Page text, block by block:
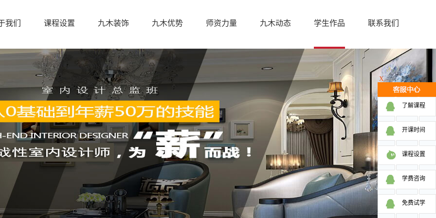
我们 课程设置 九木装饰 九木优势 师资力量 九木动态 学生作品 联系我们
X
了解课程
开课时间
课程设置
学费咨询
免费试学